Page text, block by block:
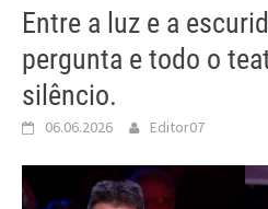
Entre a luz e a
pergunta e todo o
silêncio.
06.06.2026 Editor07